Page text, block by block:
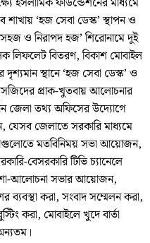
শাখায় ‘হজ সেবা ডেস্ক’ স্থাপন ও
‘সহজ ও নিরাপদ হজ’ শিরোনামে দুই
লিফলেট বিতরণ, বিকাশ মোবাইল
স্থানে ‘হজ সেবা ডেস্ক’ ও
মসজিদের প্রাক-খুতবায় আলোচনার
জেলা তথ্য অফিসের উদ্যোগে
যেসব জেলাতে সরকারি মাধ্যমে
মতবিনিময় সভা আয়োজন,
বেসরকারি টিভি চ্যানেলে
আলোচনা সভার আয়োজন,
ব্যবস্থা করা, সংবাদ সম্মেলন করা,
করা, মোবাইলে খুদে বার্তা